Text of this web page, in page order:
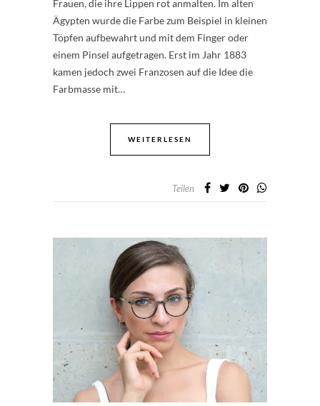
Frauen, die ihre Lippen rot anmalten. Im alten
Ägypten wurde die Farbe zum Beispiel in kleinen
Töpfen aufbewahrt und mit dem Finger oder
einem Pinsel aufgetragen. Erst im Jahr 1883
kamen jedoch zwei Franzosen auf die Idee die
Farbmasse mit…
WEITERLESEN
Teilen